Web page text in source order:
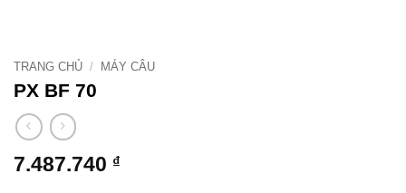
TRANG CHỦ / MÁY CÂU
PX BF 70
7.487.740 ₫